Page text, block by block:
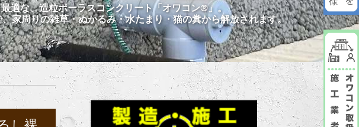
適な、造粒ポーラスコンクリート「オワコン®︎」。
家周りの雑草・ぬかるみ・水たまり・猫の糞から解放されます。